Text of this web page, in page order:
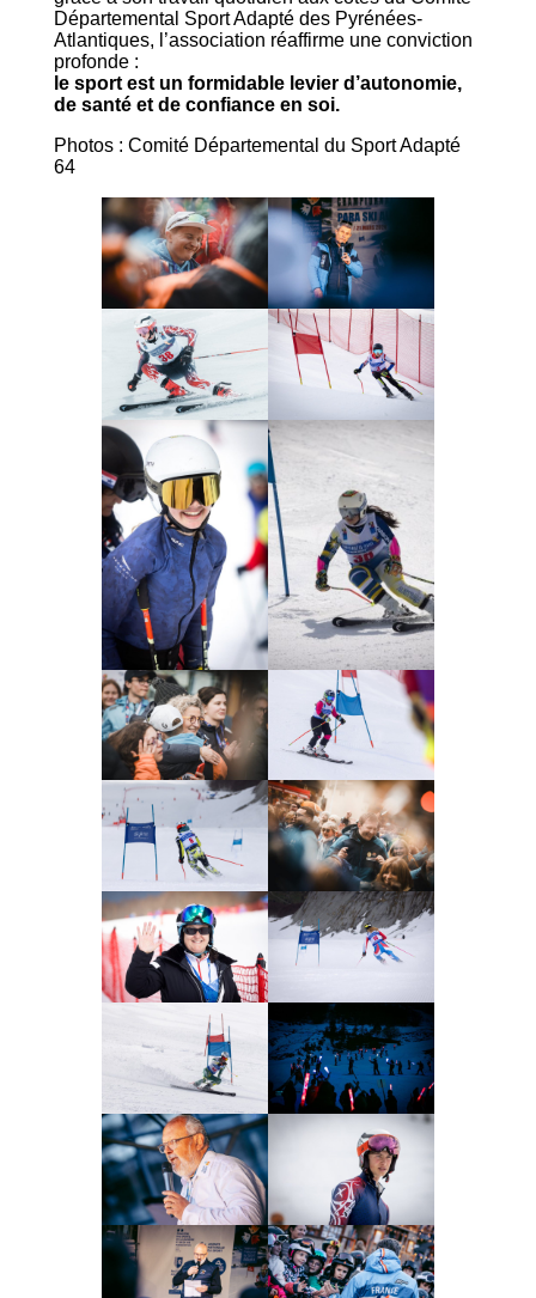
Départemental Sport Adapté des Pyrénées-
Atlantiques, l’association réaffirme une conviction
profonde :
le sport est un formidable levier d’autonomie,
de santé et de confiance en soi.
Photos : Comité Départemental du Sport Adapté
64